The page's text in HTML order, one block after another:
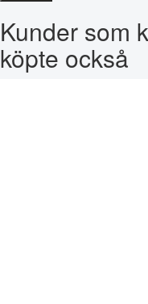
Kunder som
köpte också